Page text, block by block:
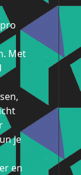
Met
je
en